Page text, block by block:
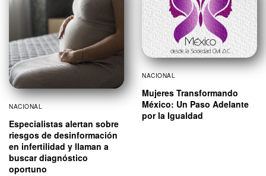
NACIONAL
Especialistas alertan sobre
riesgos de desinformación
en infertilidad y llaman a
buscar diagnóstico
oportuno
NACIONAL
Mujeres Transformando
México: Un Paso Adelante
por la Igualdad